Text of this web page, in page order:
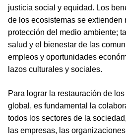
justicia social y equidad. Los
de los ecosistemas se extienden
protección del medio ambiente;
salud y el bienestar de las
empleos y oportunidades
lazos culturales y sociales.
Para lograr la restauración de
global, es fundamental la
todos los sectores de la
las empresas, las